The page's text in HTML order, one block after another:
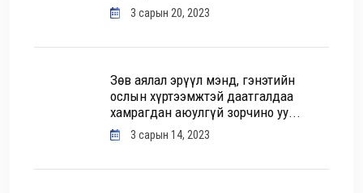
3 сарын 20, 2023
Зөв аялал эрүүл мэнд, гэнэтийн
ослын хүртээмжтэй даатгалдаа
хамрагдан аюулгүй зорчино уу...
3 сарын 14, 2023